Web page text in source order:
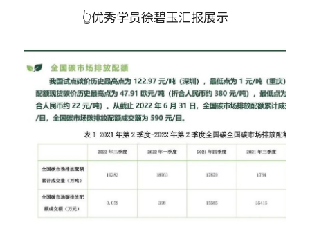
👆优秀学员徐碧玉汇报展示